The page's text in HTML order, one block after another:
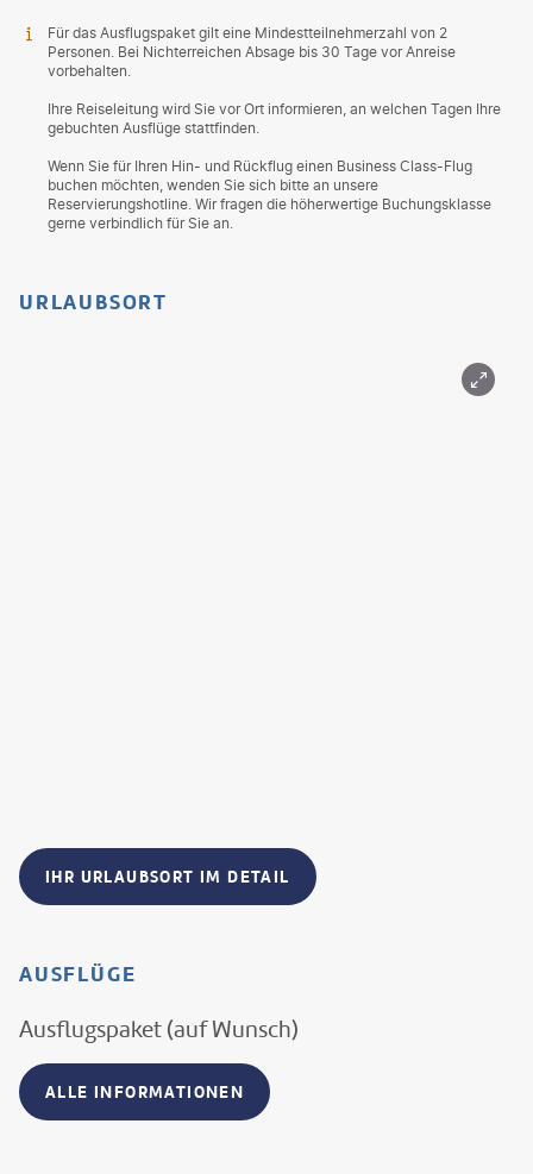
Für das Ausflugspaket gilt eine Mindestteilnehmerzahl von 2
Personen. Bei Nichterreichen Absage bis 30 Tage vor Anreise
vorbehalten.
Ihre Reiseleitung wird Sie vor Ort informieren, an welchen Tagen Ihre
gebuchten Ausflüge stattfinden.
Wenn Sie für Ihren Hin- und Rückflug einen Business Class-Flug
buchen möchten, wenden Sie sich bitte an unsere
Reservierungshotline. Wir fragen die höherwertige Buchungsklasse
gerne verbindlich für Sie an.
URLAUBSORT
IHR URLAUBSORT IM DETAIL
AUSFLÜGE
Ausflugspaket (auf Wunsch)
ALLE INFORMATIONEN